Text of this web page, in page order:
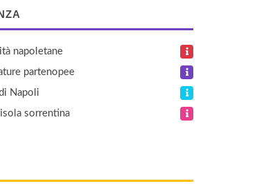
napoletane
partenopee
Napoli
sorrentina